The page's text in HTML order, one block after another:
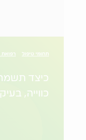
תחומי טיפול רפואת
כיצד
כווייה,